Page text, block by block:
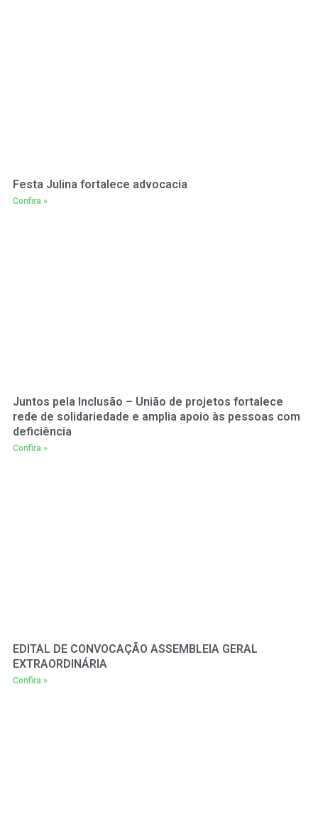
Festa Julina fortalece advocacia
Confira »
Juntos pela Inclusão – União de projetos fortalece
rede de solidariedade e amplia apoio às pessoas com
deficiência
Confira »
EDITAL DE CONVOCAÇÃO ASSEMBLEIA GERAL
EXTRAORDINÁRIA
Confira »